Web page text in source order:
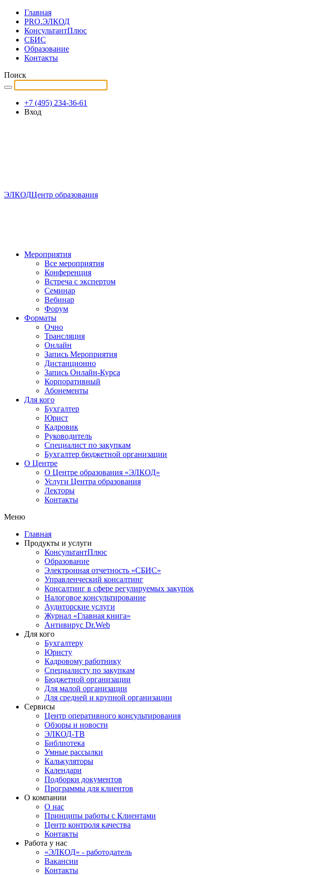
Главная
PRO.ЭЛКОД
КонсультантПлюс
СБИС
Образование
Контакты
Поиск
+7 (495) 234-36-61
Вход
ЭЛКОДЦентр образования
Мероприятия
Все мероприятия
Конференция
Встреча с экспертом
Семинар
Вебинар
Форум
Форматы
Очно
Трансляция
Онлайн
Запись Мероприятия
Дистанционно
Запись Онлайн-Курса
Корпоративный
Абонементы
Для кого
Бухгалтер
Юрист
Кадровик
Руководитель
Специалист по закупкам
Бухгалтер бюджетной организации
О Центре
О Центре образования «ЭЛКОД»
Услуги Центра образования
Лекторы
Контакты
Меню
Главная
Продукты и услуги
КонсультантПлюс
Образование
Электронная отчетность «СБИС»
Управленческий консалтинг
Консалтинг в сфере регулируемых закупок
Налоговое консультирование
Аудиторские услуги
Журнал «Главная книга»
Антивирус Dr.Web
Для кого
Бухгалтеру
Юристу
Кадровому работнику
Специалисту по закупкам
Бюджетной организации
Для малой организации
Для средней и крупной организации
Сервисы
Центр оперативного консультирования
Обзоры и новости
ЭЛКОД-ТВ
Библиотека
Умные рассылки
Калькуляторы
Календари
Подборки документов
Программы для клиентов
О компании
О нас
Принципы работы с Клиентами
Центр контроля качества
Контакты
Работа у нас
«ЭЛКОД» - работодатель
Вакансии
Контакты